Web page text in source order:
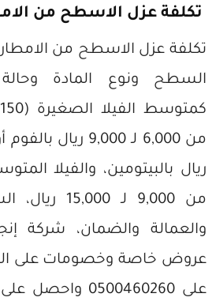
تكلفة عزل الاسطح من
تكلفة عزل الاسطح من
السطح ونوع المادة
من 9,000 لـ
والعمالة والضمان، شركة
عروض خاصة وخصومات على
على